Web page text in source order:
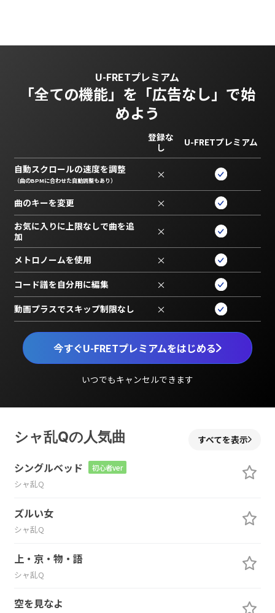
U-FRETプレミアム
「全ての機能」を 「広告なし」で始
めよう
今すぐU-FRETプレミアムをはじめる
いつでもキャンセルできます
登録な
し
U-FRETプレミアム
自動スクロールの速度を調整
（曲のBPMに合わせた自動調整もあり） ×
曲のキーを変更 ×
お気に入りに上限なしで曲を追
加
×
メトロノームを使用 ×
コード譜を自分用に編集 ×
動画プラスでスキップ制限なし ×
シャ乱Qの人気曲 すべてを表示
シングルベッド 初心者ver
シャ乱Q
ズルい女
シャ乱Q
上・京・物・語
シャ乱Q
空を見なよ